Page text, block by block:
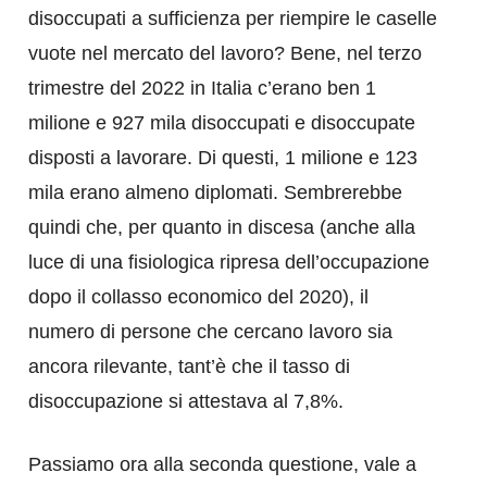
disoccupati a sufficienza per riempire le caselle
vuote nel mercato del lavoro? Bene, nel terzo
trimestre del 2022 in Italia c’erano ben 1
milione e 927 mila disoccupati e disoccupate
disposti a lavorare. Di questi, 1 milione e 123
mila erano almeno diplomati. Sembrerebbe
quindi che, per quanto in discesa (anche alla
luce di una fisiologica ripresa dell’occupazione
dopo il collasso economico del 2020), il
numero di persone che cercano lavoro sia
ancora rilevante, tant’è che il tasso di
disoccupazione si attestava al 7,8%.
Passiamo ora alla seconda questione, vale a